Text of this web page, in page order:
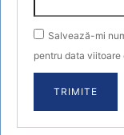
Salvează-mi
pentru data viitoare